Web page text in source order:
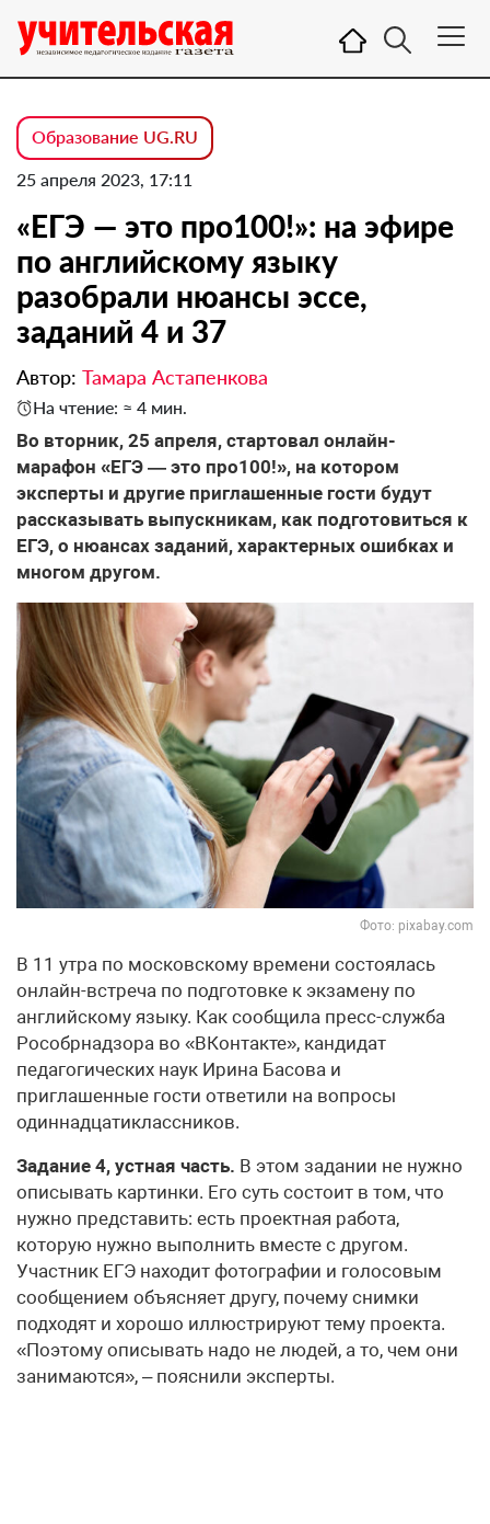
Образование UG.RU
25 апреля 2023, 17:11
«ЕГЭ — это про100!»: на эфире
по английскому языку
разобрали нюансы эссе,
заданий 4 и 37
Автор: Тамара Астапенкова
На чтение: ≈ 4 мин.
Во вторник, 25 апреля, стартовал онлайн-
марафон «ЕГЭ — это про100!», на котором
эксперты и другие приглашенные гости будут
рассказывать выпускникам, как подготовиться к
ЕГЭ, о нюансах заданий, характерных ошибках и
многом другом.
Фото: pixabay.com
В 11 утра по московскому времени состоялась
онлайн-встреча по подготовке к экзамену по
английскому языку. Как сообщила пресс-служба
Рособрнадзора во «ВКонтакте», кандидат
педагогических наук Ирина Басова и
приглашенные гости ответили на вопросы
одиннадцатиклассников.
Задание 4, устная часть. В этом задании не нужно
описывать картинки. Его суть состоит в том, что
нужно представить: есть проектная работа,
которую нужно выполнить вместе с другом.
Участник ЕГЭ находит фотографии и голосовым
сообщением объясняет другу, почему снимки
подходят и хорошо иллюстрируют тему проекта.
«Поэтому описывать надо не людей, а то, чем они
занимаются», – пояснили эксперты.